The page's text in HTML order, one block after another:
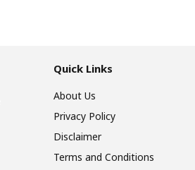
Quick Links
About Us
Privacy Policy
Disclaimer
Terms and Conditions